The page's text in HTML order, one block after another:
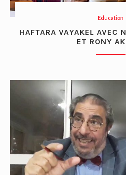
Education
HAFTARA VAYAKEL AVEC
ET RONY